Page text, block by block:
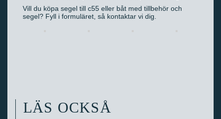
Vill du köpa segel till c55 eller båt med tillbehör och
segel? Fyll i formuläret, så kontaktar vi dig.
LÄS OCKSÅ